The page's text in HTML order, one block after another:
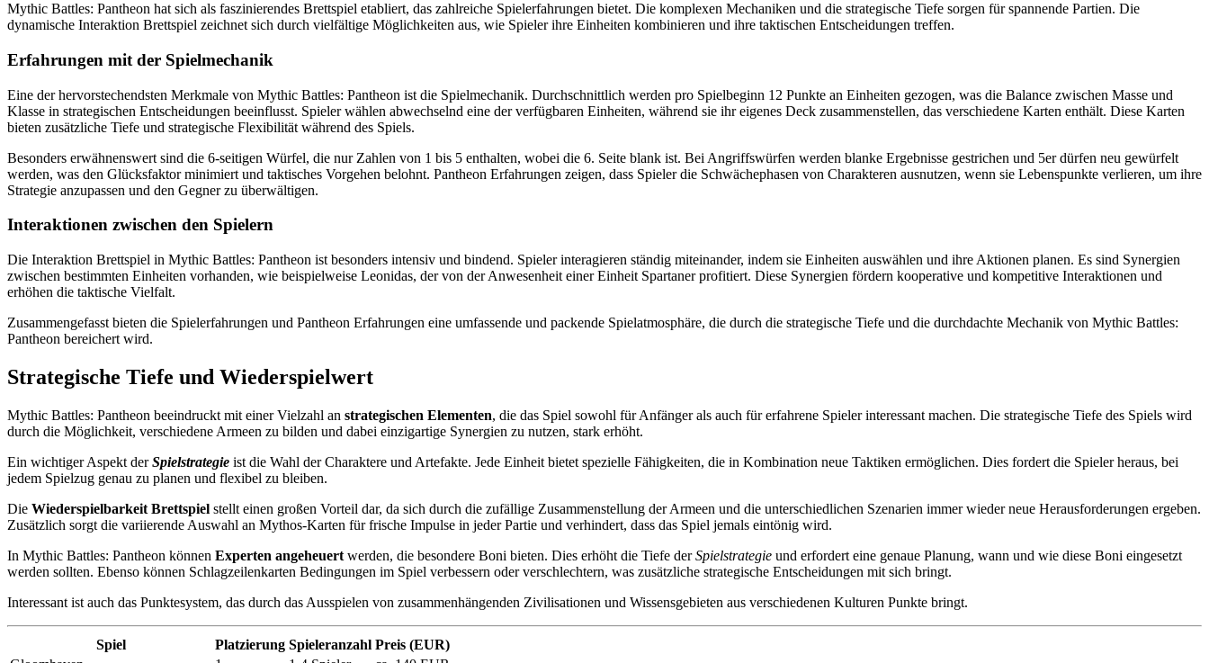
Mythic Battles: Pantheon hat sich als faszinierendes Brettspiel etabliert, das zahlreiche Spielerfahrungen bietet. Die komplexen Mechaniken und die strategische Tiefe sorgen für spannende Partien. Die
dynamische Interaktion Brettspiel zeichnet sich durch vielfältige Möglichkeiten aus, wie Spieler ihre Einheiten kombinieren und ihre taktischen Entscheidungen treffen.
Erfahrungen mit der Spielmechanik
Eine der hervorstechendsten Merkmale von Mythic Battles: Pantheon ist die Spielmechanik. Durchschnittlich werden pro Spielbeginn 12 Punkte an Einheiten gezogen, was die Balance zwischen Masse und
Klasse in strategischen Entscheidungen beeinflusst. Spieler wählen abwechselnd eine der verfügbaren Einheiten, während sie ihr eigenes Deck zusammenstellen, das verschiedene Karten enthält. Diese Karten
bieten zusätzliche Tiefe und strategische Flexibilität während des Spiels.
Besonders erwähnenswert sind die 6-seitigen Würfel, die nur Zahlen von 1 bis 5 enthalten, wobei die 6. Seite blank ist. Bei Angriffswürfen werden blanke Ergebnisse gestrichen und 5er dürfen neu gewürfelt
werden, was den Glücksfaktor minimiert und taktisches Vorgehen belohnt. Pantheon Erfahrungen zeigen, dass Spieler die Schwächephasen von Charakteren ausnutzen, wenn sie Lebenspunkte verlieren, um ihre
Strategie anzupassen und den Gegner zu überwältigen.
Interaktionen zwischen den Spielern
Die Interaktion Brettspiel in Mythic Battles: Pantheon ist besonders intensiv und bindend. Spieler interagieren ständig miteinander, indem sie Einheiten auswählen und ihre Aktionen planen. Es sind Synergien
zwischen bestimmten Einheiten vorhanden, wie beispielweise Leonidas, der von der Anwesenheit einer Einheit Spartaner profitiert. Diese Synergien fördern kooperative und kompetitive Interaktionen und
erhöhen die taktische Vielfalt.
Zusammengefasst bieten die Spielerfahrungen und Pantheon Erfahrungen eine umfassende und packende Spielatmosphäre, die durch die strategische Tiefe und die durchdachte Mechanik von Mythic Battles:
Pantheon bereichert wird.
Strategische Tiefe und Wiederspielwert
Mythic Battles: Pantheon beeindruckt mit einer Vielzahl an strategischen Elementen, die das Spiel sowohl für Anfänger als auch für erfahrene Spieler interessant machen. Die strategische Tiefe des Spiels wird
durch die Möglichkeit, verschiedene Armeen zu bilden und dabei einzigartige Synergien zu nutzen, stark erhöht.
Ein wichtiger Aspekt derSpielstrategie ist die Wahl der Charaktere und Artefakte. Jede Einheit bietet spezielle Fähigkeiten, die in Kombination neue Taktiken ermöglichen. Dies fordert die Spieler heraus, bei
jedem Spielzug genau zu planen und flexibel zu bleiben.
Die Wiederspielbarkeit Brettspiel stellt einen großen Vorteil dar, da sich durch die zufällige Zusammenstellung der Armeen und die unterschiedlichen Szenarien immer wieder neue Herausforderungen ergeben.
Zusätzlich sorgt die variierende Auswahl an Mythos-Karten für frische Impulse in jeder Partie und verhindert, dass das Spiel jemals eintönig wird.
In Mythic Battles: Pantheon können Experten angeheuert werden, die besondere Boni bieten. Dies erhöht die Tiefe derSpielstrategie und erfordert eine genaue Planung, wann und wie diese Boni eingesetzt
werden sollten. Ebenso können Schlagzeilenkarten Bedingungen im Spiel verbessern oder verschlechtern, was zusätzliche strategische Entscheidungen mit sich bringt.
Interessant ist auch das Punktesystem, das durch das Ausspielen von zusammenhängenden Zivilisationen und Wissensgebieten aus verschiedenen Kulturen Punkte bringt.
Spiel Platzierung Spieleranzahl Preis (EUR)